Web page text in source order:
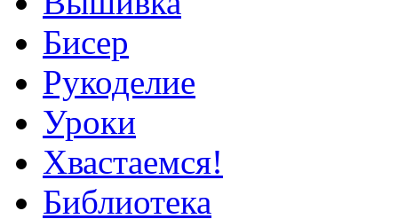
Бисер
Рукоделие
Уроки
Хвастаемся!
Библиотека